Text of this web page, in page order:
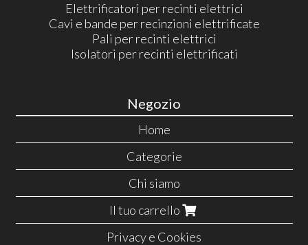
Elettrificatori per recinti elettrici
Cavi e bande per recinzioni elettrificate
Pali per recinti elettrici
Isolatori per recinti elettrificati
Negozio
Home
Categorie
Chi siamo
Il tuo carrello
Privacy e Cookies